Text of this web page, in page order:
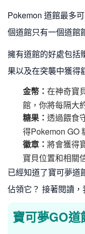
Pokemon 道館最多
個道館只有一個道館
擁有道館的好處包括
果以及在突襲中獲得
金幣： 在神奇寶
館，你將每隔大
糖果： 透過餵食
得Pokemon GO
徽章： 將會獲得
寶貝位置和相關
已經知道了寶可夢道
佔領它？ 接著閱讀
寶可夢GO